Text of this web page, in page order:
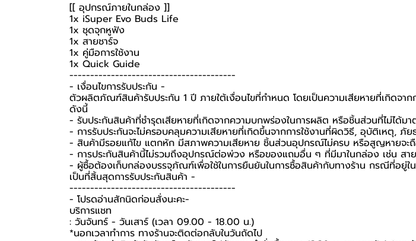
[[ อุปกรณ์ภายในกล่อง ]]
1x iSuper Evo Buds Life
1x ชุดจุกหูฟัง
1x สายชาร์จ
1x คู่มือการใช้งาน
1x Quick Guide
----------------------------------------
-️ เงื่อนไขการรับประกัน -️
ตัวผลิตภัณฑ์สินค้ารับประกัน 1 ปี ภายใต้เงื่อนไขที่กำหนด โดยเป็นความเสียหายที่เกิดจาก
ดังนี้
- รับประกันสินค้าที่ชำรุดเสียหายที่เกิดจากความบกพร่องในการผลิต หรือชิ้นส่วนที่ไม่ได้มา
- การรับประกันจะไม่ครอบคลุมความเสียหายที่เกิดขึ้นจากการใช้งานที่ผิดวิธี, อุบัติเหตุ, ภั
- สินค้ามีรอยแก้ไข แตกหัก มีสภาพความเสียหาย ชิ้นส่วนอุปกรณ์ไม่ครบ หรือสูญหายจะ
- การประกันสินค้านี้ไม่รวมถึงอุปกรณ์ต่อพ่วง หรือของแถมอื่น ๆ ที่มีมาในกล่อง เช่น สา
-️ ผู้ซื้อต้องเก็บกล่องบรรจุภัณฑ์เพื่อใช้ในการยืนยันในการซื้อสินค้ากับทางร้าน กรณีที่อยู่
เป็นที่สิ้นสุดการรับประกันสินค้า -️
----------------------------------------
-️ โปรดอ่านสักนิดก่อนสั่งนะคะ-️
บริการแชท
: วันจันทร์ - วันเสาร์ (เวลา 09.00 - 18.00 น.)
*นอกเวลาทำการ ทางร้านจะติดต่อกลับในวันถัดไป